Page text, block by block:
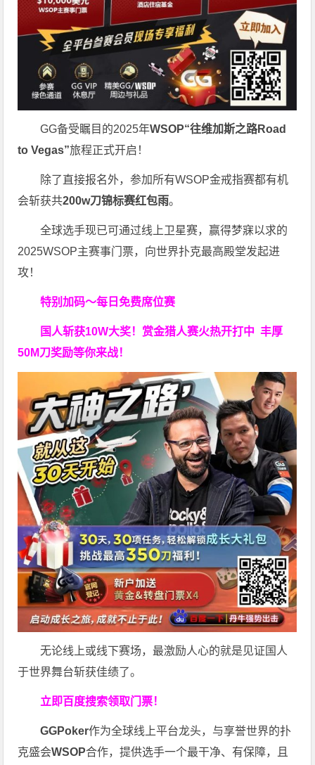
GG备受瞩目的2025年WSOP“往维加斯之路Road
to Vegas”旅程正式开启！
除了直接报名外，参加所有WSOP金戒指赛都有机
会斩获共200w刀锦标赛红包雨。
全球选手现已可通过线上卫星赛，赢得梦寐以求的
2025WSOP主赛事门票，向世界扑克最高殿堂发起进
攻！
特别加码～每日免费席位赛
国人斩获10W大奖！ 赏金猎人赛火热开打中 丰厚
50M刀奖励等你来战！
无论线上或线下赛场，最激励人心的就是见证国人
于世界舞台斩获佳绩了。
立即百度搜索领取门票！
GGPoker作为全球线上平台龙头，与享誉世界的扑
克盛会WSOP合作，提供选手一个最干净、有保障，且